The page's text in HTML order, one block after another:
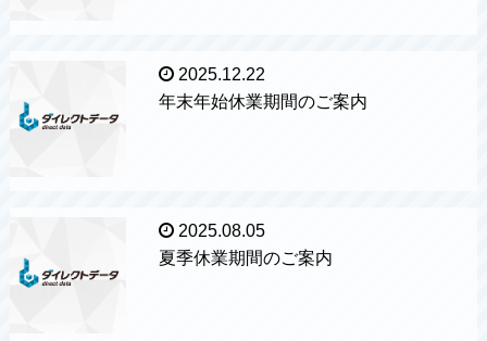
2025.12.22
年末年始休業期間のご案内
2025.08.05
夏季休業期間のご案内